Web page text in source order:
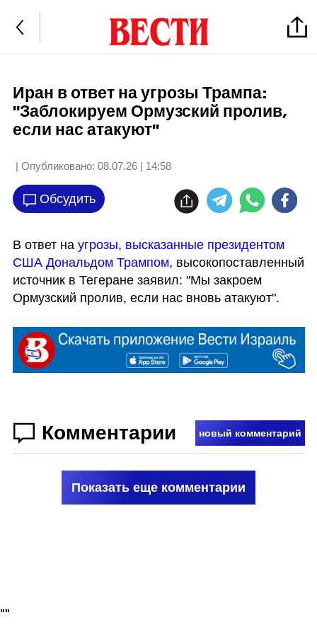
Иран в ответ на угрозы Трампа:
"Заблокируем Ормузский пролив,
если нас атакуют"
| Опубликовано: 08.07.26 | 14:58
Обсудить
В ответ на угрозы, высказанные президентом
США Дональдом Трампом, высокопоставленный
источник в Тегеране заявил: "Мы закроем
Ормузский пролив, если нас вновь атакуют".
Комментарии новый комментарий
Показать еще комментарии
""